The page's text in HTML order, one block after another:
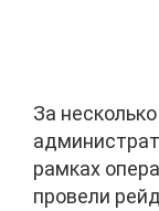
За
рамках
провели